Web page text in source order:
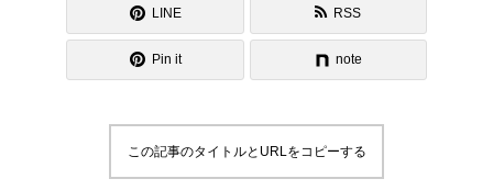
LINE RSS
Pin it note
この記事のタイトルとURLをコピーする